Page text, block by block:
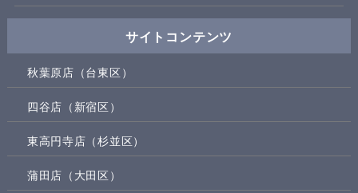
サイトコンテンツ
秋葉原店（台東区）
四谷店（新宿区）
東高円寺店（杉並区）
蒲田店（大田区）